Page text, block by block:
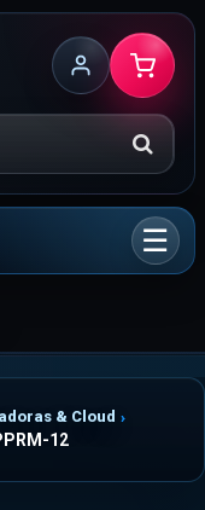
& Cloud
12